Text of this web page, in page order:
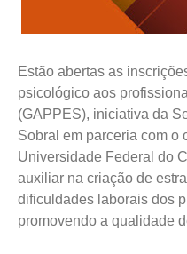
Estão abertas as
psicológico aos
(GAPPES), iniciativa da
Sobral em parceria com o
Universidade Federal do
auxiliar na criação de
dificuldades laborais dos
promovendo a qualidade